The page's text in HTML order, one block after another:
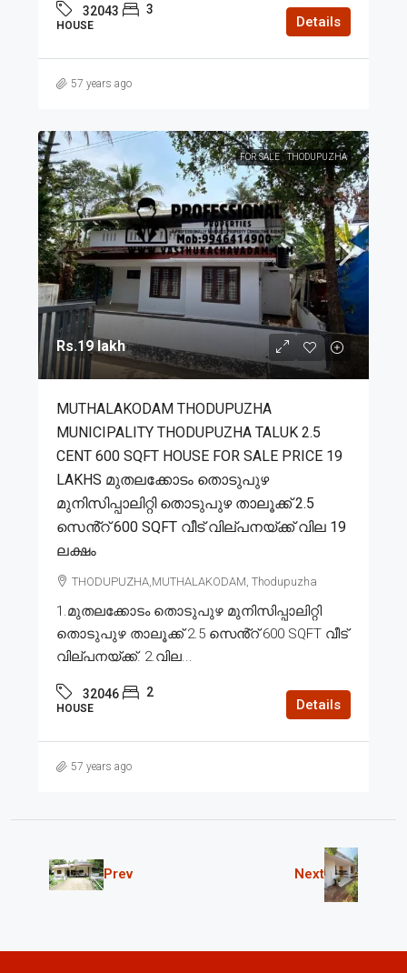
32043 3
HOUSE Details
57 years ago
FOR SALE THODUPUZHA
Rs.19 lakh
MUTHALAKODAM THODUPUZHA
MUNICIPALITY THODUPUZHA TALUK 2.5
CENT 600 SQFT HOUSE FOR SALE PRICE 19
LAKHS മുതലക്കോടം തൊടുപുഴ
മുനിസിപ്പാലിറ്റി തൊടുപുഴ താലൂക്ക് 2.5
സെൻ്റ് 600 SQFT വീട് വില്പനയ്ക്ക് വില 19
ലക്ഷം
THODUPUZHA,MUTHALAKODAM, Thodupuzha
1.മുതലക്കോടം തൊടുപുഴ മുനിസിപ്പാലിറ്റി
തൊടുപുഴ താലൂക്ക് 2.5 സെൻ്റ് 600 SQFT വീട്
വില്പനയ്ക്ക്. 2.വില...
32046 2
HOUSE Details
57 years ago
Prev Next